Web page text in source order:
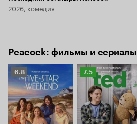
2026, комедия
Peacock: фильмы и сериалы
Рейтинг
Кинопоиска
6.8
6.8
Рейтинг
Кинопоиска
7.5
7.5